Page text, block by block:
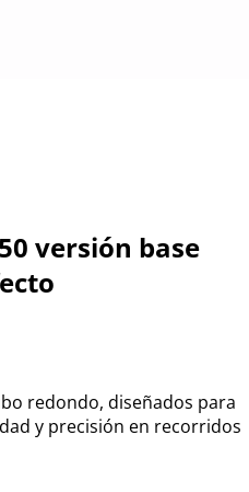
versión base
redondo, diseñados para
y precisión en recorridos